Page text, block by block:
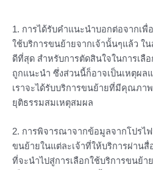
1. การได้รับคำแนะนำบอกต่อจากเ
ใช้บริการขนย้ายจากเจ้านั้นๆแล้ว ใ
ดีที่สุด สำหรับการตัดสินใจในการเลื
ถูกแนะนำ ซึ่งส่วนนี้ก็อาจเป็นเหตุผล
เราจะได้รับบริการขนย้ายที่มีคุณภา
ยุติธรรมสมเหตุสมผล
2. การพิจารณาจากข้อมูลจากโปรไ
ขนย้ายในแต่ละเจ้าที่ให้บริการผ่านสื่
ที่จะนำไปสู่การเลือกใช้บริการขนย้า